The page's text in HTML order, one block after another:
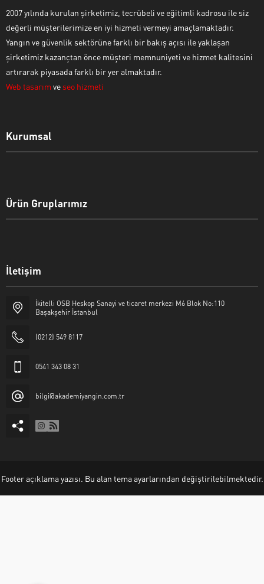
2007 yılında kurulan şirketimiz, tecrübeli ve eğitimli kadrosu ile siz
değerli müşterilerimize en iyi hizmeti vermeyi amaçlamaktadır.
Yangın ve güvenlik sektörüne farklı bir bakış açısı ile yaklaşan
şirketimiz kazançtan önce müşteri memnuniyeti ve hizmet kalitesini
artırarak piyasada farklı bir yer almaktadır.
Web tasarım ve seo hizmeti
Kurumsal
Ürün Gruplarımız
İletişim
İkitelli OSB Heskop Sanayi ve ticaret merkezi M6 Blok No:110
Başakşehir İstanbul
(0212) 549 8117
0541 343 08 31
bilgi@akademiyangin.com.tr
Footer açıklama yazısı. Bu alan tema ayarlarından değiştirilebilmektedir.